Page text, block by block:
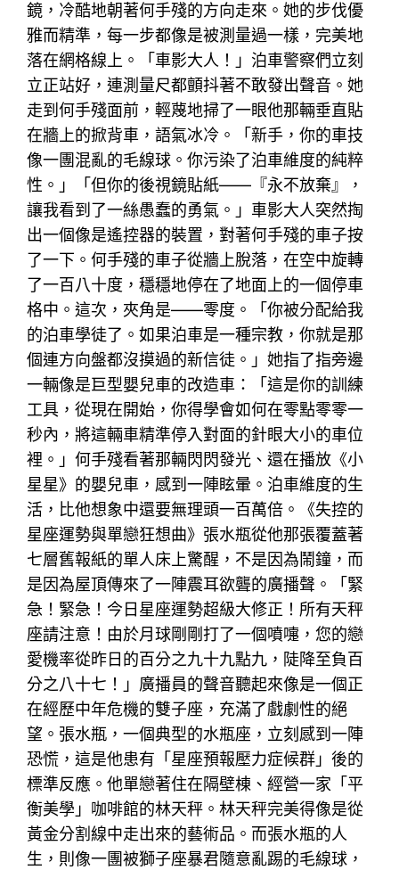
鏡，冷酷地朝著何手殘的方向走來。她的步伐優
雅而精準，每一步都像是被測量過一樣，完美地
落在網格線上。「車影大人！」泊車警察們立刻
立正站好，連測量尺都顫抖著不敢發出聲音。她
走到何手殘面前，輕蔑地掃了一眼他那輛垂直貼
在牆上的掀背車，語氣冰冷。「新手，你的車技
像一團混亂的毛線球。你污染了泊車維度的純粹
性。」「但你的後視鏡貼紙——『永不放棄』，
讓我看到了一絲愚蠢的勇氣。」車影大人突然掏
出一個像是遙控器的裝置，對著何手殘的車子按
了一下。何手殘的車子從牆上脫落，在空中旋轉
了一百八十度，穩穩地停在了地面上的一個停車
格中。這次，夾角是——零度。「你被分配給我
的泊車學徒了。如果泊車是一種宗教，你就是那
個連方向盤都沒摸過的新信徒。」她指了指旁邊
一輛像是巨型嬰兒車的改造車：「這是你的訓練
工具，從現在開始，你得學會如何在零點零零一
秒內，將這輛車精準停入對面的針眼大小的車位
裡。」何手殘看著那輛閃閃發光、還在播放《小
星星》的嬰兒車，感到一陣眩暈。泊車維度的生
活，比他想象中還要無理頭一百萬倍。《失控的
星座運勢與單戀狂想曲》張水瓶從他那張覆蓋著
七層舊報紙的單人床上驚醒，不是因為鬧鐘，而
是因為屋頂傳來了一陣震耳欲聾的廣播聲。「緊
急！緊急！今日星座運勢超級大修正！所有天秤
座請注意！由於月球剛剛打了一個噴嚏，您的戀
愛機率從昨日的百分之九十九點九，陡降至負百
分之八十七！」廣播員的聲音聽起來像是一個正
在經歷中年危機的雙子座，充滿了戲劇性的絕
望。張水瓶，一個典型的水瓶座，立刻感到一陣
恐慌，這是他患有「星座預報壓力症候群」後的
標準反應。他單戀著住在隔壁棟、經營一家「平
衡美學」咖啡館的林天秤。林天秤完美得像是從
黃金分割線中走出來的藝術品。而張水瓶的人
生，則像一團被獅子座暴君隨意亂踢的毛線球，